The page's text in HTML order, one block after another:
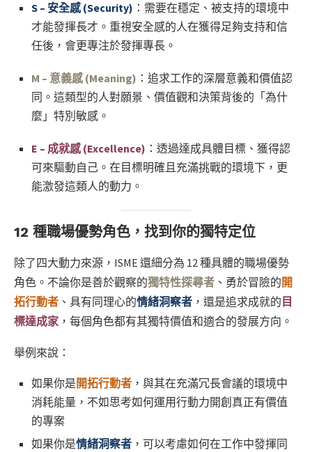
S – 安全感 (Security) ：需要在穩定、被支持的環境中
才能發揮長才。重視安全感的人在獲得足夠支持和信
任後，會更專注於發揮專長。
M – 意義感 (Meaning) ：追求工作的深層意義和價值認
同。這類型的人對願景、價值觀和決策背後的「為什
麼」特別敏感。
E – 成就感 (Excellence) ：透過達成具體目標、獲得認
可來驅動自己。在目標明確且充滿挑戰的環境下，更
能激發這類人的動力。
12 種職場優勢角色，找到你的獨特定位
除了四大動力來源，ISME 還細分為 12 種具體的職場優勢
角色。不論你是善於觀察的獨特性探尋者 、勇於冒險的 開
拓行動者 、具有同理心的情緒洞察者 ，還是追求成就的 目
標達成家 ，每個角色都有其獨特價值和適合的發展方向。
舉例來說：
如果你是 開拓行動者 ，與其在充滿冗長會議的環境中
消耗能量，不如思考如何運用行動力開創真正有價值
的專案
如果你是情緒洞察者 ，可以考慮如何在工作中發揮同